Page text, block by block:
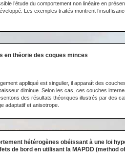
l’étude du comportement non linéaire en
Les exemples traités montrent
en théorie des coques minces
appliqué est singulier, il apparaît des
diminue. Selon les cas, ces couches
des résultats théoriques illustrés par des
adaptatif et anisotrope.
hétérogènes obéissant à une loi
de bord en utilisant la MAPDD (method